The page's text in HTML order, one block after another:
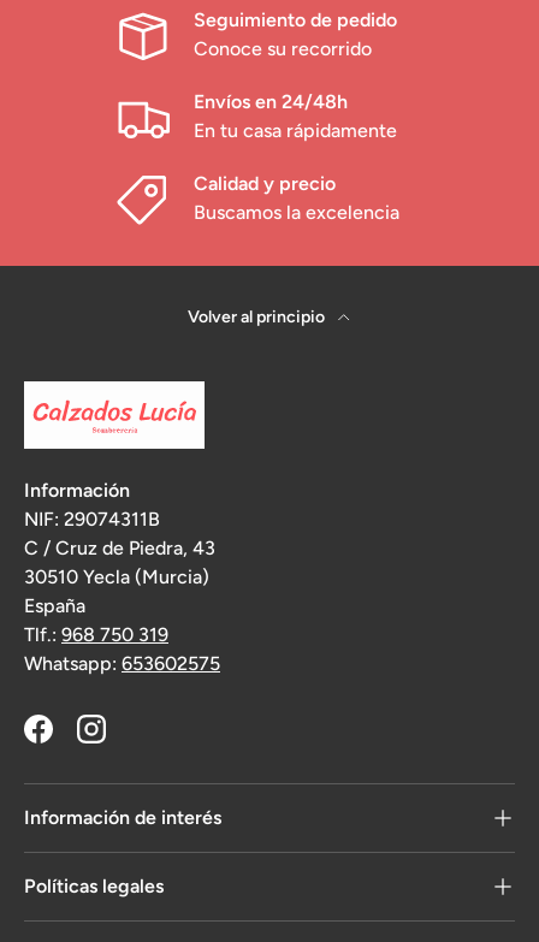
Seguimiento de pedido
Conoce su recorrido
Envíos en 24/48h
En tu casa rápidamente
Calidad y precio
Buscamos la excelencia
Volver al principio
Información
NIF: 29074311B
C / Cruz de Piedra, 43
30510 Yecla (Murcia)
España
Tlf.: 968 750 319
Whatsapp: 653602575
FacebookInstagram
Información de interés
Políticas legales